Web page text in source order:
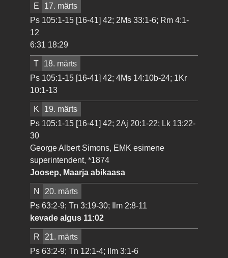
E
17. märts
Ps 105:1-15 [16-41] 42; 2Ms 33:1-6; Rm 4:1-
12
6:31 18:29
T
18. märts
Ps 105:1-15 [16-41] 42; 4Ms 14:10b-24; 1Kr
10:1-13
K
19. märts
Ps 105:1-15 [16-41] 42; 2Aj 20:1-22; Lk 13:22-
30
George Albert Simons, EMK esimene
superintendent, *1874
Joosep, Maarja abikaasa
N
20. märts
Ps 63:2-9; Tn 3:19-30; Ilm 2:8-11
kevade algus 11:02
R
21. märts
Ps 63:2-9; Tn 12:1-4; Ilm 3:1-6